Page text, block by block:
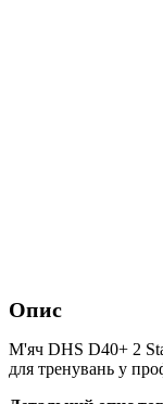
Опис
М'яч DHS D40+ 2
для тренувань у